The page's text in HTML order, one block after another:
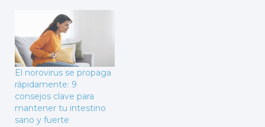
El norovirus se propaga
rápidamente: 9
consejos clave para
mantener tu intestino
sano y fuerte